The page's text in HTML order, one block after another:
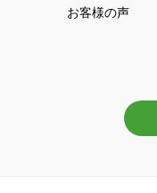
お客様の声